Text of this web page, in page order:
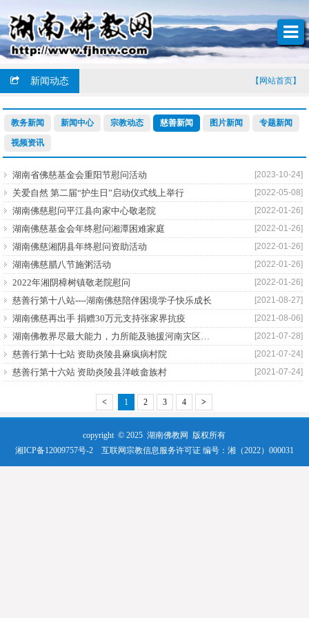
新闻动态 【网站首页】
教务新闻 新闻中心 宗教动态 慈善新闻 图片新闻 专题新闻
视频资讯
[2023-10-24]
湖南省佛慈基金会重阳节慰问活动
[2022-05-08]
关爱自然 第二届“护生日”启动仪式线上举行
[2022-01-26]
湖南佛慈慰问平江县向家中心敬老院
[2022-01-26]
湖南佛慈基金会年终慰问湘潭困难家庭
[2022-01-26]
湖南佛慈湘阴县年终慰问资助活动
[2022-01-26]
湖南佛慈腊八节施粥活动
[2022-01-26]
2022年湘阴樟树镇敬老院慰问
[2021-08-27]
慈善行第十八站----湖南佛慈陪伴困境学子快乐成长
[2021-08-06]
湖南佛慈再出手 捐赠30万元支持张家界抗疫
[2021-07-28]
[2021-07-24]
慈善行第十七站 资助炎陵县麻疯病村院
[2021-07-24]
慈善行第十六站 资助炎陵县洋岐畲族村
< 1 2 3 4 >
copyright © 2025 湖南佛教网 版权所有
湘ICP备12009757号-2
互联网宗教信息服务许可证 编号：湘（2022）000031